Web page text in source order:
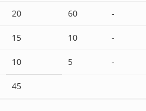
20 60 -
15 10 -
10 5 -
45